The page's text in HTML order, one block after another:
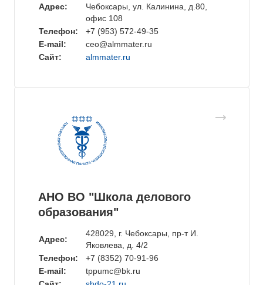
Адрес:
Чебоксары, ул. Калинина, д.80,
офис 108
Телефон:
+7 (953) 572-49-35
E-mail:
ceo@almmater.ru
Сайт:
almmater.ru
АНО ВО "Школа делового
образования"
Адрес:
428029, г. Чебоксары, пр-т И.
Яковлева, д. 4/2
Телефон:
+7 (8352) 70-91-96
E-mail:
tppumc@bk.ru